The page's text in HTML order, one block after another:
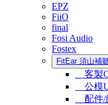
EPZ
FiiO
final
Fosi Audio
Fostex
FitEar 須山補
客製
公模
配件/